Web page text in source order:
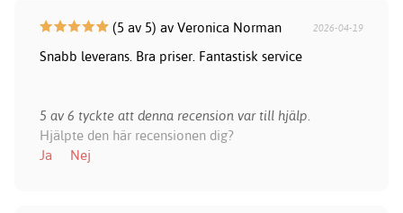
(5 av 5) av Veronica Norman 2026-04-19
Snabb leverans. Bra priser. Fantastisk service
5 av 6 tyckte att denna recension var till hjälp.
Hjälpte den här recensionen dig?
Ja
Nej